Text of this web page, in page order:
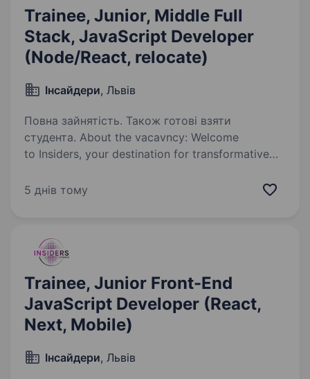
Trainee, Junior, Middle Full
Stack, JavaScript Developer
(Node/React, relocate)
Інсайдери, Львів
Повна зайнятість. Також готові взяти
студента. About the vacavncy: Welcome
to Insiders, your destination for transformative
in Ukraine, we transcend traditional expectations.
5 днів тому
Trainee, Junior Front-End
JavaScript Developer (React,
Next, Mobile)
Інсайдери, Львів